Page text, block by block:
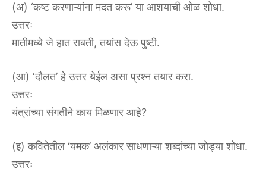
(अ) ‘कष्ट करणाऱ्यांना मदत करू’ या आशयाची ओळ शोधा.
उत्तरः
मातीमध्ये जे हात राबती, तयांस देऊ पुष्टी.
(आ) ‘दौलत’ हे उत्तर येईल असा प्रश्न तयार करा.
उत्तरः
यंत्रांच्या संगतीने काय मिळणार आहे?
(इ) कवितेतील ‘यमक’ अलंकार साधणाऱ्या शब्दांच्या जोड्या शोधा.
उत्तरः